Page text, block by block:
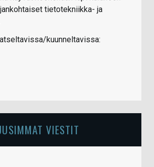
tietotekniikka- ja
kuunneltavissa:
VIESTIT